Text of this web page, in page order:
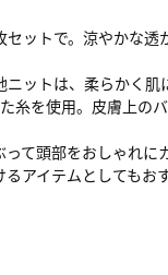
ットで。涼やかな
ットは、柔らかく
を使用。皮膚上の
て頭部をおしゃれに
アイテムとしてもおす